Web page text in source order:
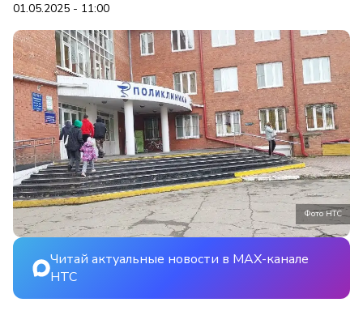
01.05.2025 - 11:00
Фото НТС
Читай актуальные новости в MAX-канале
НТС